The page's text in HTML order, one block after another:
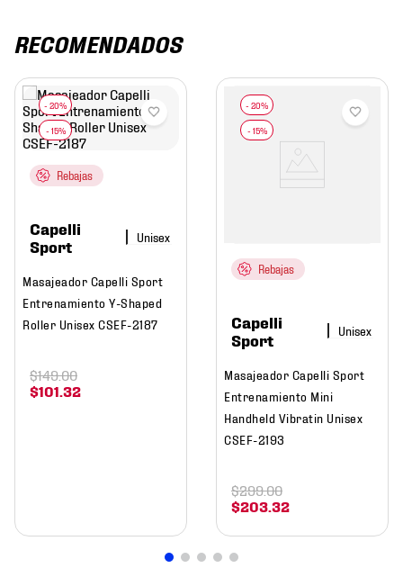
RECOMENDADOS
Rebajas
Capelli
Sport
Masajeador Capelli Sport
Entrenamiento Y-Shaped
Roller Unisex CSEF-2187
$101.32
$149.00
Rebajas
Capelli
Sport
Masajeador Capelli Sport
Entrenamiento Mini
Handheld Vibratin Unisex
CSEF-2193
$203.32
$299.00